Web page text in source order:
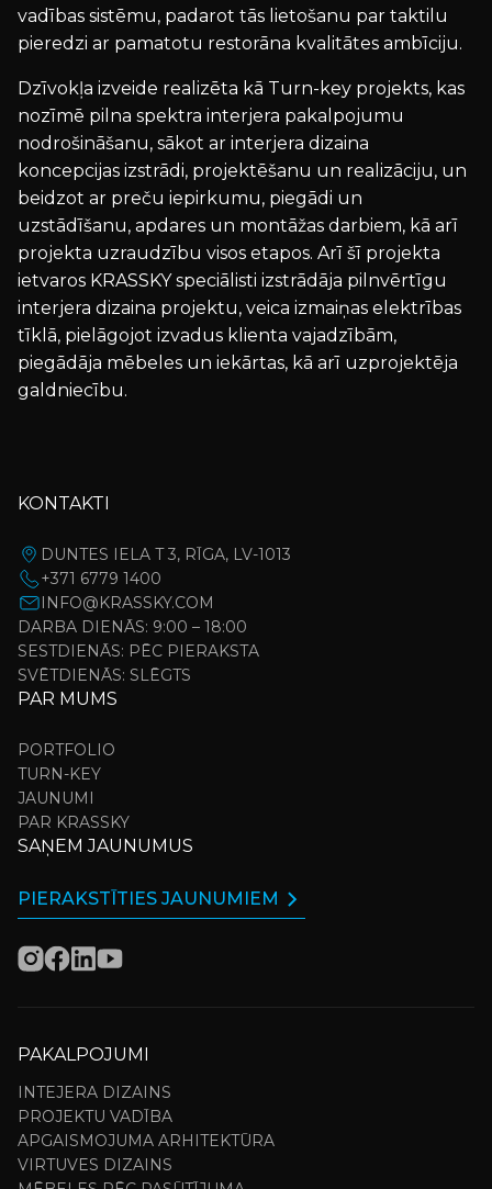
vadības sistēmu, padarot tās lietošanu par taktilu
pieredzi ar pamatotu restorāna kvalitātes ambīciju.
Dzīvokļa izveide realizēta kā Turn-key projekts, kas
nozīmē pilna spektra interjera pakalpojumu
nodrošināšanu, sākot ar interjera dizaina
koncepcijas izstrādi, projektēšanu un realizāciju, un
beidzot ar preču iepirkumu, piegādi un
uzstādīšanu, apdares un montāžas darbiem, kā arī
projekta uzraudzību visos etapos. Arī šī projekta
ietvaros KRASSKY speciālisti izstrādāja pilnvērtīgu
interjera dizaina projektu, veica izmaiņas elektrības
tīklā, pielāgojot izvadus klienta vajadzībām,
piegādāja mēbeles un iekārtas, kā arī uzprojektēja
galdniecību.
KONTAKTI
DUNTES IELA T 3, RĪGA, LV-1013
+371 6779 1400
INFO@KRASSKY.COM
DARBA DIENĀS: 9:00 – 18:00
SESTDIENĀS: PĒC PIERAKSTA
SVĒTDIENĀS: SLĒGTS
PAR MUMS
PORTFOLIO
TURN-KEY
JAUNUMI
PAR KRASSKY
SAŅEM JAUNUMUS
PIERAKSTĪTIES JAUNUMIEM
PAKALPOJUMI
INTEJERA DIZAINS
PROJEKTU VADĪBA
APGAISMOJUMA ARHITEKTŪRA
VIRTUVES DIZAINS